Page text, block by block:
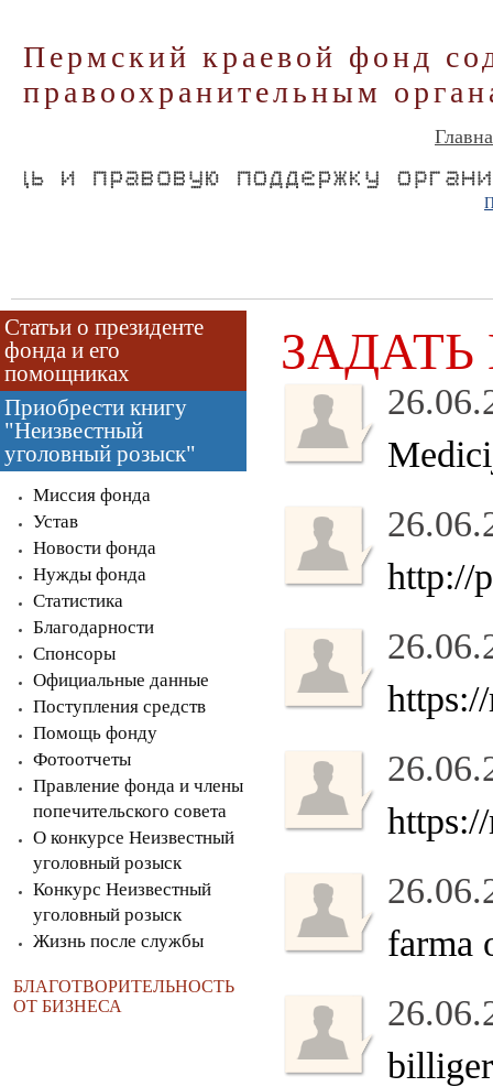
Пермский краевой фонд
правоохранительным
Статьи о президенте
фонда и его
помощниках
Приобрести книгу
"Неизвестный
уголовный розыск"
Миссия фонда
Устав
Новости фонда
Нужды фонда
Статистика
Благодарности
Спонсоры
Официальные данные
Поступления средств
Помощь фонду
Фотоотчеты
Правление фонда и члены
попечительского совета
О конкурсе Неизвестный
уголовный розыск
Конкурс Неизвестный
уголовный розыск
Жизнь после службы
БЛАГОТВОРИТЕЛЬНОСТЬ
ОТ БИЗНЕСА
http://
farma